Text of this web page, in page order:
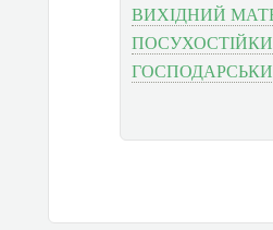
ВИХІДНИЙ